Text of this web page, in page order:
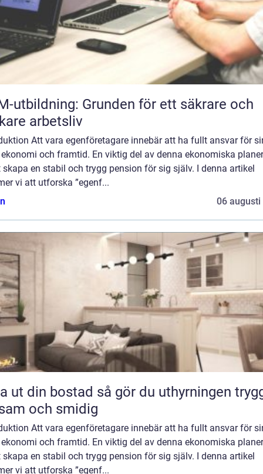
utbildning: Grunden för ett säkrare och
arbetsliv
Att vara egenföretagare innebär att ha fullt ansvar för
ekonomi och framtid. En viktig del av denna ekonomiska
skapa en stabil och trygg pension för sig själv. I denna artikel
vi att utforska ”egenf...
06 augusti
bostad så gör du uthyrningen trygg,
och smidig
Att vara egenföretagare innebär att ha fullt ansvar för
ekonomi och framtid. En viktig del av denna ekonomiska
skapa en stabil och trygg pension för sig själv. I denna artikel
vi att utforska ”egenf...